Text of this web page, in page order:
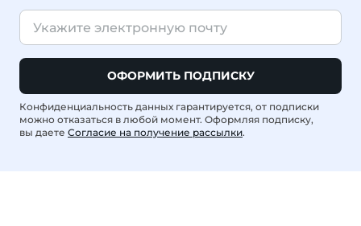
ОФОРМИТЬ ПОДПИСКУ
Конфиденциальность данных гарантируется, от подписки
можно отказаться в любой момент. Оформляя подписку,
вы даете Согласие на получение рассылки.